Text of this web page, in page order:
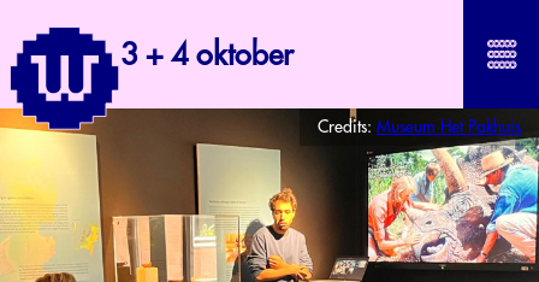
3 + 4 oktober
Credits: Museum Het Pakhuis